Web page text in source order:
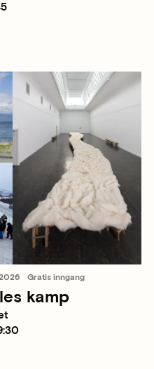
Gratis inngang
kamp